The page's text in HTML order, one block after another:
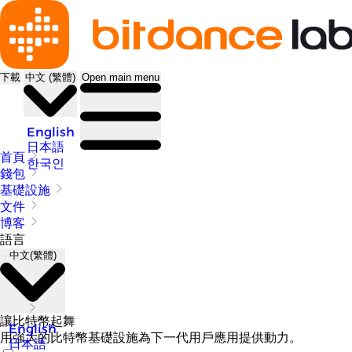
下載 中文 (繁體)
English
日本語
한국인
Open main menu
首頁
錢包
基礎設施
文件
博客
語言
中文(繁體)
English
日本語
讓比特幣起舞
用強大的比特幣基礎設施為下一代用戶應用提供動力。